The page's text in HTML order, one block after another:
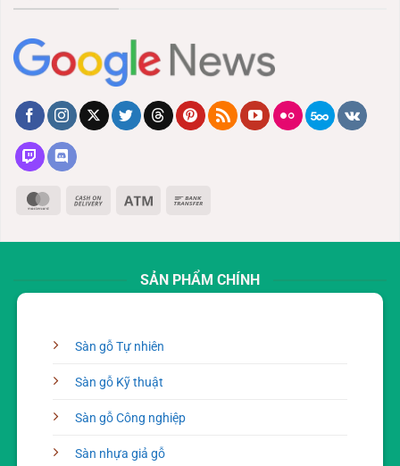
MasterCard
Cash
Delivery
Atm
SẢN PHẨM CHÍNH
Sàn gỗ Tự nhiên
Sàn gỗ Kỹ thuật
Sàn gỗ Công nghiệp
Sàn nhựa giả gỗ